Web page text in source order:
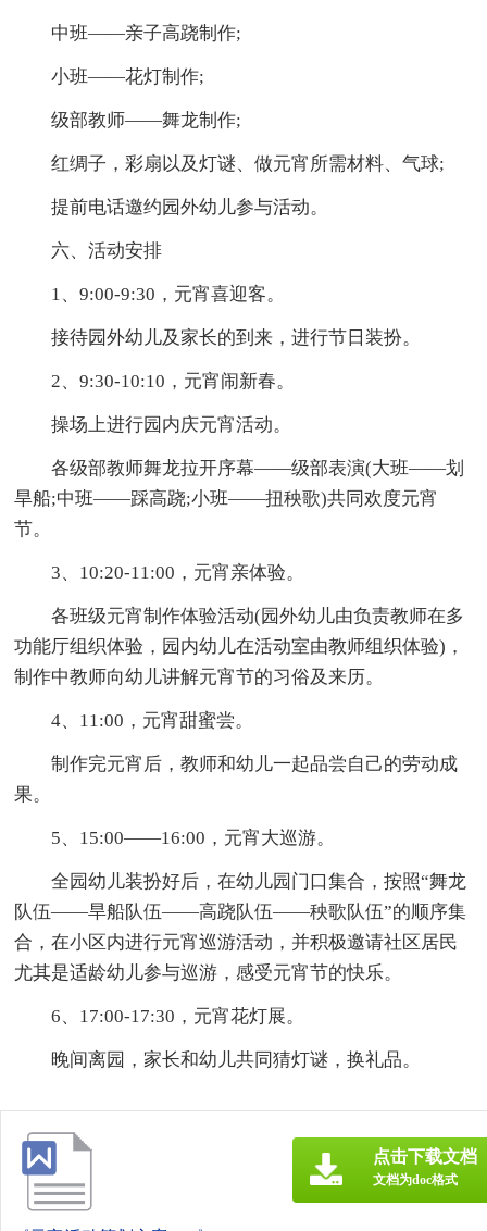
中班——亲子高跷制作;
小班——花灯制作;
级部教师——舞龙制作;
红绸子，彩扇以及灯谜、做元宵所需材料、气球;
提前电话邀约园外幼儿参与活动。
六、活动安排
1、9:00-9:30，元宵喜迎客。
接待园外幼儿及家长的到来，进行节日装扮。
2、9:30-10:10，元宵闹新春。
操场上进行园内庆元宵活动。
各级部教师舞龙拉开序幕——级部表演(大班——划
旱船;中班——踩高跷;小班——扭秧歌)共同欢度元宵
节。
3、10:20-11:00，元宵亲体验。
各班级元宵制作体验活动(园外幼儿由负责教师在多
功能厅组织体验，园内幼儿在活动室由教师组织体验)，
制作中教师向幼儿讲解元宵节的习俗及来历。
4、11:00，元宵甜蜜尝。
制作完元宵后，教师和幼儿一起品尝自己的劳动成
果。
5、15:00——16:00，元宵大巡游。
全园幼儿装扮好后，在幼儿园门口集合，按照“舞龙
队伍——旱船队伍——高跷队伍——秧歌队伍”的顺序集
合，在小区内进行元宵巡游活动，并积极邀请社区居民
尤其是适龄幼儿参与巡游，感受元宵节的快乐。
6、17:00-17:30，元宵花灯展。
晚间离园，家长和幼儿共同猜灯谜，换礼品。
点击下载文档
文档为doc格式